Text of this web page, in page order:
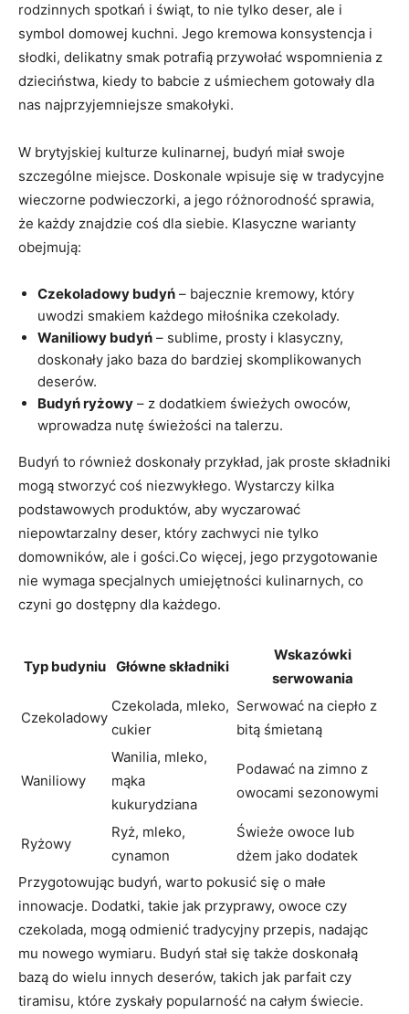
rodzinnych spotkań i świąt, to nie tylko deser, ale i
symbol domowej kuchni. Jego kremowa konsystencja i
słodki, delikatny smak potrafią przywołać wspomnienia z
dzieciństwa, kiedy to babcie z uśmiechem gotowały dla
nas najprzyjemniejsze smakołyki.
W brytyjskiej kulturze kulinarnej, budyń miał swoje
szczególne miejsce. Doskonale wpisuje się w tradycyjne
wieczorne podwieczorki, a jego różnorodność sprawia,
że każdy znajdzie coś dla siebie. Klasyczne warianty
obejmują:
Czekoladowy budyń – bajecznie kremowy, który
uwodzi smakiem każdego miłośnika czekolady.
Waniliowy budyń – sublime, prosty i klasyczny,
doskonały jako baza do bardziej skomplikowanych
deserów.
Budyń ryżowy – z dodatkiem świeżych owoców,
wprowadza nutę świeżości na talerzu.
Budyń to również doskonały przykład, jak proste składniki
mogą stworzyć coś niezwykłego. Wystarczy kilka
podstawowych produktów, aby wyczarować
niepowtarzalny deser, który zachwyci nie tylko
domowników, ale i gości.Co więcej, jego przygotowanie
nie wymaga specjalnych umiejętności kulinarnych, co
czyni go dostępny dla każdego.
Typ budyniu Główne składniki
Wskazówki
serwowania
Czekoladowy
Czekolada, mleko,
cukier
Serwować na ciepło z
bitą śmietaną
Waniliowy
Wanilia, mleko,
mąka
kukurydziana
Podawać na zimno z
owocami sezonowymi
Ryżowy
Ryż, mleko,
cynamon
Świeże owoce lub
dżem jako dodatek
Przygotowując budyń, warto pokusić się o małe
innowacje. Dodatki, takie jak przyprawy, owoce czy
czekolada, mogą odmienić tradycyjny przepis, nadając
mu nowego wymiaru. Budyń stał się także doskonałą
bazą do wielu innych deserów, takich jak parfait czy
tiramisu, które zyskały popularność na całym świecie.